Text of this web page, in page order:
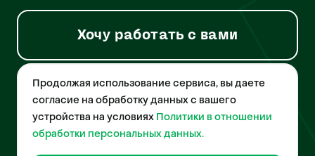
Хочу работать с вами
© 2026 Pet-Yes. ООО «Биржа домашних животных «Пет-Ес»
осуществляет деятельность в области информационных
технологий, деятельность по разработке и эксплуатации
собственного программного обеспечения, деятельность
порталов в информационно-коммуникационной сети Интернет и
Продолжая использование сервиса, вы даете
согласие на обработку данных с вашего
устройства на условиях Политики в отношении
обработки персональных данных.